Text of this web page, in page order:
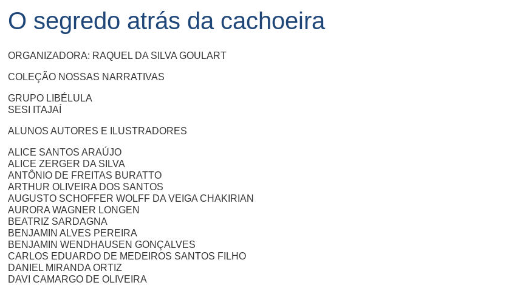
O segredo atrás da cachoeira
ORGANIZADORA: RAQUEL DA SILVA GOULART
COLEÇÃO NOSSAS NARRATIVAS
GRUPO LIBÉLULA
SESI ITAJAÍ
ALUNOS AUTORES E ILUSTRADORES
ALICE SANTOS ARAÚJO
ALICE ZERGER DA SILVA
ANTÔNIO DE FREITAS BURATTO
ARTHUR OLIVEIRA DOS SANTOS
AUGUSTO SCHOFFER WOLFF DA VEIGA CHAKIRIAN
AURORA WAGNER LONGEN
BEATRIZ SARDAGNA
BENJAMIN ALVES PEREIRA
BENJAMIN WENDHAUSEN GONÇALVES
CARLOS EDUARDO DE MEDEIROS SANTOS FILHO
DANIEL MIRANDA ORTIZ
DAVI CAMARGO DE OLIVEIRA